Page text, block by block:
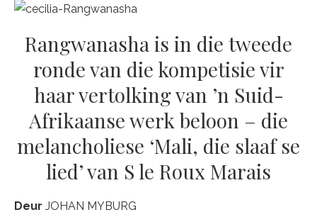
Rangwanasha is in die tweede
ronde van die kompetisie vir
haar vertolking van ’n Suid-
Afrikaanse werk beloon – die
melancholiese ‘Mali, die slaaf se
lied’ van S le Roux Marais
Deur JOHAN MYBURG